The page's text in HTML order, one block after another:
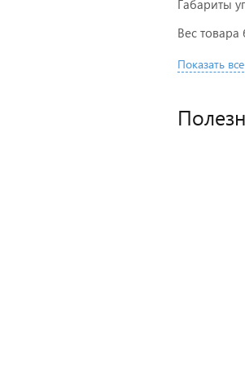
Габариты
Вес товара
Показать все